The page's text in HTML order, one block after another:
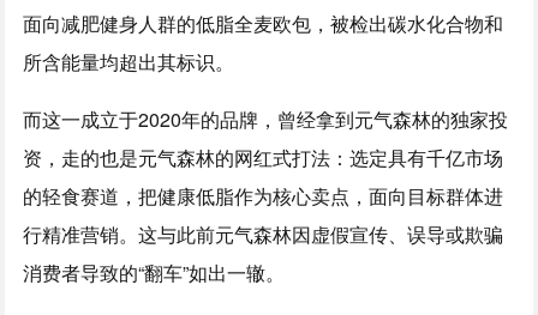
面向减肥健身人群的低脂全麦欧包，被检出碳水化合物和
所含能量均超出其标识。
而这一成立于2020年的品牌，曾经拿到元气森林的独家投
资，走的也是元气森林的网红式打法：选定具有千亿市场
的轻食赛道，把健康低脂作为核心卖点，面向目标群体进
行精准营销。这与此前元气森林因虚假宣传、误导或欺骗
消费者导致的“翻车”如出一辙。